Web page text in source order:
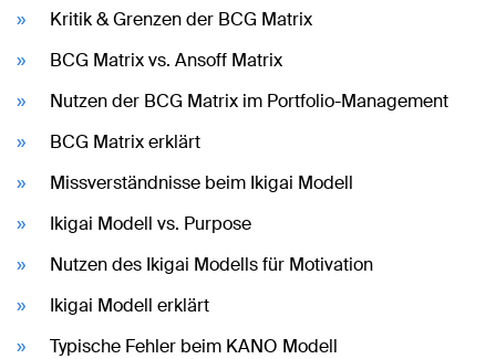
Kritik & Grenzen der BCG Matrix
BCG Matrix vs. Ansoff Matrix
Nutzen der BCG Matrix im Portfolio-Management
BCG Matrix erklärt
Missverständnisse beim Ikigai Modell
Ikigai Modell vs. Purpose
Nutzen des Ikigai Modells für Motivation
Ikigai Modell erklärt
Typische Fehler beim KANO Modell